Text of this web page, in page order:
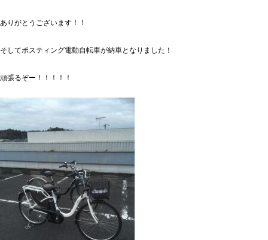
ありがとうございます！！
そしてポスティング電動自転車が納車となりました！
頑張るぞー！！！！！